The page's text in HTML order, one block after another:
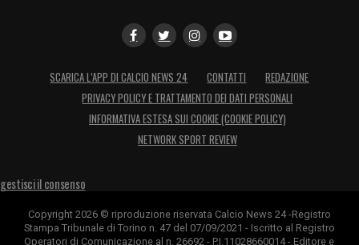
SCARICA L’APP DI CALCIO NEWS 24 CONTATTI
REDAZIONE
PRIVACY POLICY E TRATTAMENTO DEI DATI PERSONALI
INFORMATIVA ESTESA SUI COOKIE (COOKIE POLICY)
NETWORK SPORT REVIEW
gestisci il consenso
Copyright 2026 © riproduzione riservata Calcio News 24 -Registro
Stampa Tribunale di Torino n. 47 del 07/09/2021 - Iscritto al Registro
Operatori di Comunicazione al n. 26692 - P.I.11028660014 - Editore e